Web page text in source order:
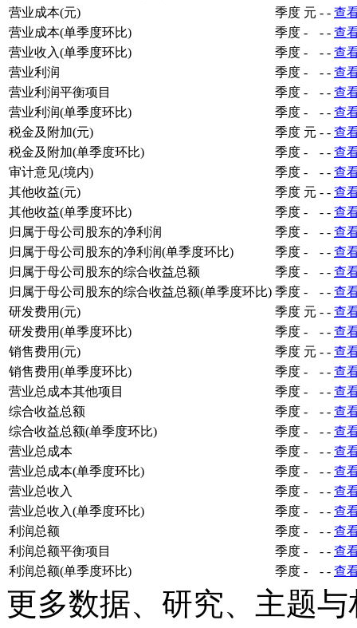
营业成本(元)
季度 元 - - 查
营业成本(单季度环比)
季度 - - - 查
营业收入(单季度环比)
季度 - - - 查
营业利润
季度 - - - 查
营业利润平衡项目
季度 - - - 查
营业利润(单季度环比)
季度 - - - 查
税金及附加(元)
季度 元 - - 查
税金及附加(单季度环比)
季度 - - - 查
审计意见(境内)
季度 - - - 查
其他收益(元)
季度 元 - - 查
其他收益(单季度环比)
季度 - - - 查
归属于母公司股东的净利润
季度 - - - 查
归属于母公司股东的净利润(单季度环比)
季度 - - - 查
归属于母公司股东的综合收益总额
季度 - - - 查
归属于母公司股东的综合收益总额(单季度环比) 季度 - - - 查
研发费用(元)
季度 元 - - 查
研发费用(单季度环比)
季度 - - - 查
销售费用(元)
季度 元 - - 查
销售费用(单季度环比)
季度 - - - 查
营业总成本其他项目
季度 - - - 查
综合收益总额
季度 - - - 查
综合收益总额(单季度环比)
季度 - - - 查
营业总成本
季度 - - - 查
营业总成本(单季度环比)
季度 - - - 查
营业总收入
季度 - - - 查
营业总收入(单季度环比)
季度 - - - 查
利润总额
季度 - - - 查
利润总额平衡项目
季度 - - - 查
利润总额(单季度环比)
季度 - - - 查
更多数据、研究、主题